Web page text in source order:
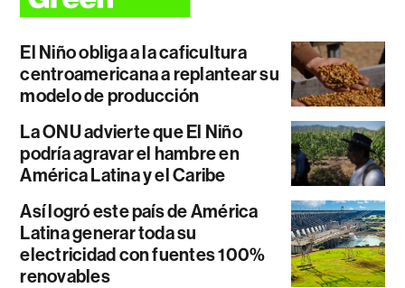
El Niño obliga a la caficultura
centroamericana a replantear su
modelo de producción
La ONU advierte que El Niño
podría agravar el hambre en
América Latina y el Caribe
Así logró este país de América
Latina generar toda su
electricidad con fuentes 100%
renovables